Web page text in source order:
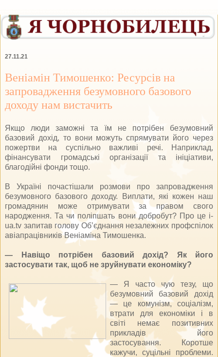
27.11.21
Веніамін Тимошенко: Ресурсів на
запровадження безумовного базового
доходу нам вистачить
Якщо люди заможні та їм не потрібен безумовний
базовий дохід, то вони можуть спрямувати його через
пожертви на суспільно важливі речі. Наприклад,
фінансувати громадські організації та ініціативи,
благодійні фонди тощо.
В Україні почастішали розмови про запровадження
безумовного базового доходу. Виплати, які кожен наш
громадянин може отримувати за правом свого
народження. Та чи поліпшать вони добробут? Про це і-
ua.tv запитав голову Об’єднання незалежних профспілок
авіапрацівників Веніаміна Тимошенка.
— Навіщо потрібен базовий дохід? Як його
застосувати так, щоб не зруйнувати економіку?
— Я часто чую тезу, що
безумовний базовий дохід
— це комунізм, соціалізм,
втрати для економіки і в
світі немає позитивних
прикладів його
застосування. Коротше
кажучи, суцільні проблеми.